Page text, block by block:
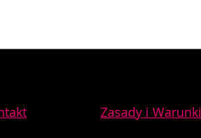
Zasady i Warunki